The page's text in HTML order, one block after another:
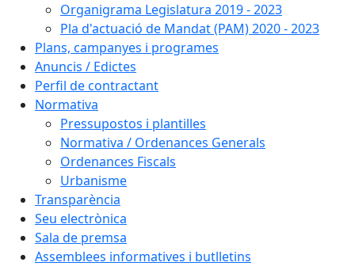
Organigrama Legislatura 2019 - 2023
Pla d'actuació de Mandat (PAM) 2020 - 2023
Plans, campanyes i programes
Anuncis / Edictes
Perfil de contractant
Normativa
Pressupostos i plantilles
Normativa / Ordenances Generals
Ordenances Fiscals
Urbanisme
Transparència
Seu electrònica
Sala de premsa
Assemblees informatives i butlletins